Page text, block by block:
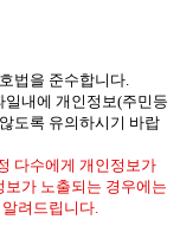
법을 준수합니다.
일내에 개인정보(주민등
도록 유의하시기 바랍
다수에게 개인정보가
보가 노출되는 경우에는
려드립니다.